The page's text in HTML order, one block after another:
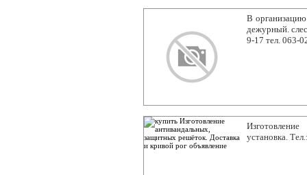
В
дежурный.
9-17 тел. 063-
установка.